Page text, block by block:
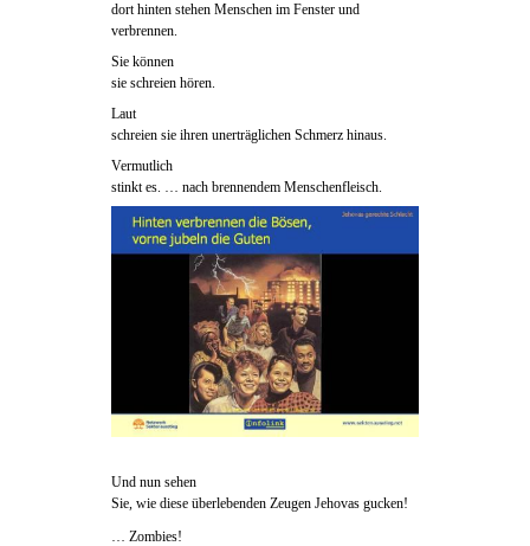
dort hinten stehen Menschen im Fenster und
verbrennen.
Sie können
sie schreien hören.
Laut
schreien sie ihren unerträglichen Schmerz hinaus.
Vermutlich
stinkt es. … nach brennendem Menschenfleisch.
Und nun sehen
Sie, wie diese überlebenden Zeugen Jehovas gucken!
… Zombies!